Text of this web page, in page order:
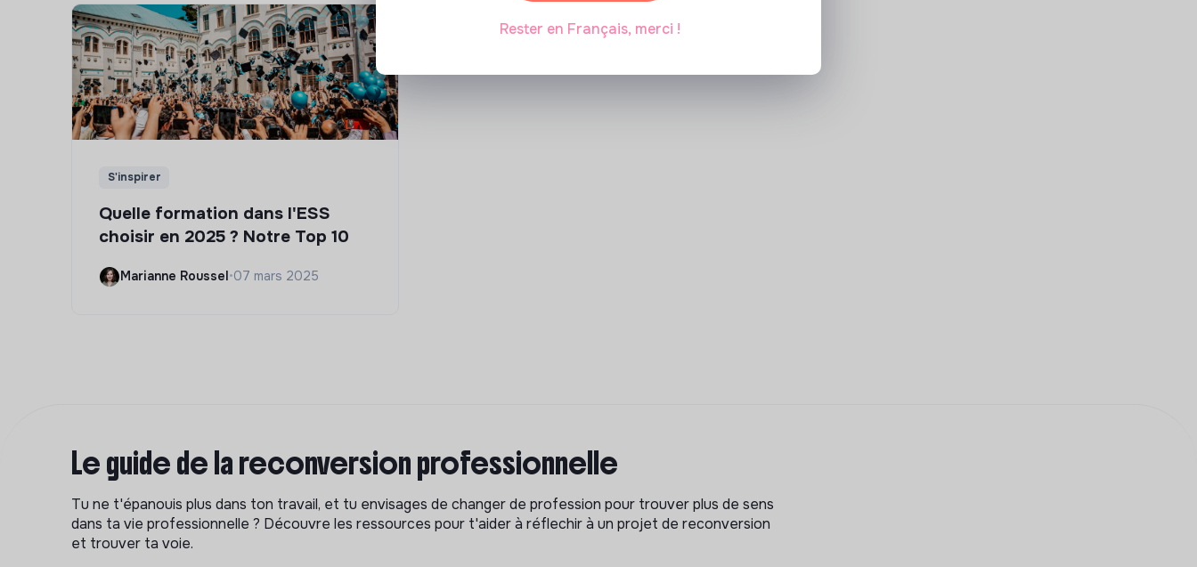
S'inspirer
Quelle formation dans l'ESS
choisir en 2025 ? Notre Top 10
Marianne Roussel•07 mars 2025
Le guide de la reconversion professionnelle
Tu ne t'épanouis plus dans ton travail, et tu envisages de changer de profession pour trouver plus de sens
dans ta vie professionnelle ? Découvre les ressources pour t'aider à réflechir à un projet de reconversion
et trouver ta voie.
Rester en Français, merci !